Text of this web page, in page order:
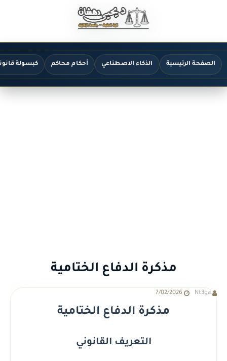
الصفحة الرئيسية الذكاء الاصطناعي أحكام محاكم كبسولة
مذكرة الدفاع الختامية
Nt3ga
7/02/2026
مذكرة الدفاع الختامية
التعريف القانوني